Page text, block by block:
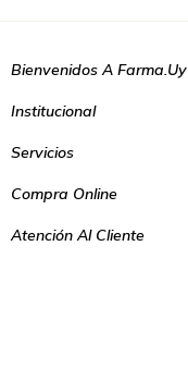
Bienvenidos A Farma.uy
Institucional
Servicios
Compra Online
Atención Al Cliente